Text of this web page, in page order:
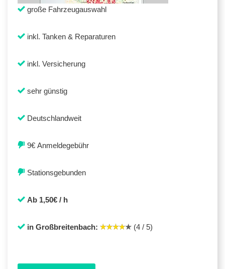
große Fahrzeugauswahl
inkl. Tanken & Reparaturen
inkl. Versicherung
sehr günstig
Deutschlandweit
9€ Anmeldegebühr
Stationsgebunden
Ab 1,50€ / h
in Großbreitenbach: (4 / 5)